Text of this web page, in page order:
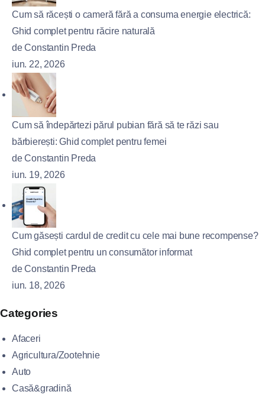
Cum să răcești o cameră fără a consuma energie electrică:
Ghid complet pentru răcire naturală
de Constantin Preda
iun. 22, 2026
Cum să îndepărtezi părul pubian fără să te răzi sau
bărbierești: Ghid complet pentru femei
de Constantin Preda
iun. 19, 2026
Cum găsești cardul de credit cu cele mai bune recompense?
Ghid complet pentru un consumător informat
de Constantin Preda
iun. 18, 2026
Categories
Afaceri
Agricultura/Zootehnie
Auto
Casă&gradină